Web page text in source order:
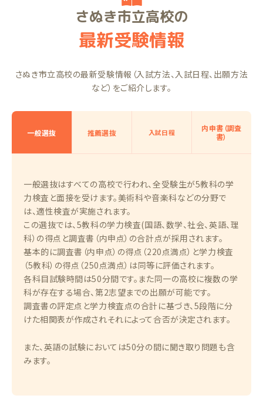
さぬき市立高校の
最新受験情報
さぬき市立高校の最新受験情報（入試方法、入試日程、出願方法
など）をご紹介します。
一般選抜 推薦選抜 入試日程
内申書（調査
書）
一般選抜はすべての高校で行われ、全受験生が5教科の学
力検査と面接を受けます。美術科や音楽科などの分野で
は、適性検査が実施されます。
この選抜では、5教科の学力検査(国語、数学、社会、英語、理
科）の得点と調査書（内申点）の合計点が採用されます。
基本的に調査書（内申点）の得点（220点満点）と学力検査
（5教科）の得点（250点満点）は同等に評価されます。
各科目試験時間は50分間です。また同一の高校に複数の学
科が存在する場合、第2志望までの出願が可能です。
調査書の評定点と学力検査点の合計に基づき、5段階に分
けた相関表が作成されそれによって合否が決定されます。
また、英語の試験においては50分の間に聞き取り問題も含
みます。